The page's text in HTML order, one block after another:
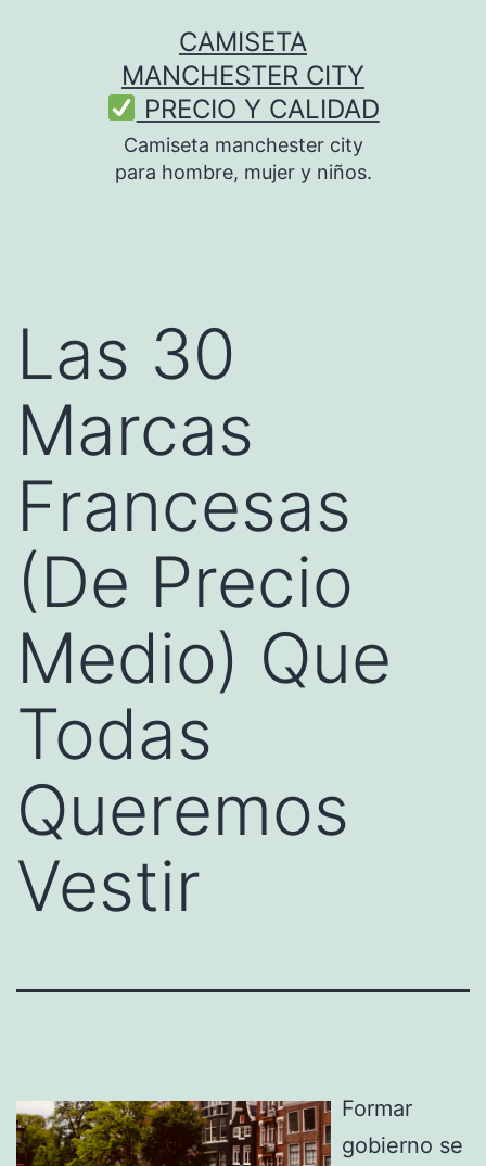
CAMISETA
MANCHESTER CITY
PRECIO Y CALIDAD
Camiseta manchester city
para hombre, mujer y niños.
Las 30
Marcas
Francesas
(De Precio
Medio) Que
Todas
Queremos
Vestir
Formar
gobierno se